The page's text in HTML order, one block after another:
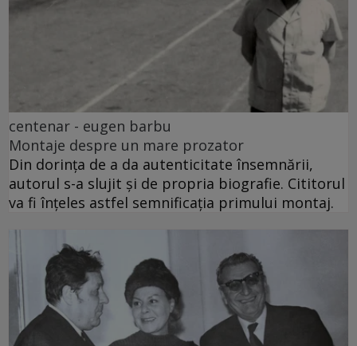
centenar - eugen barbu
Montaje despre un mare prozator
Din dorința de a da autenticitate însemnării,
autorul s-a slujit și de propria biografie. Cititorul
va fi înțeles astfel semnificația primului montaj.